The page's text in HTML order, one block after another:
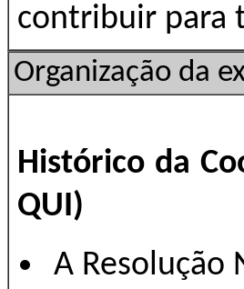
contribuir para
Organização da
Histórico da
QUI)
A Resolução